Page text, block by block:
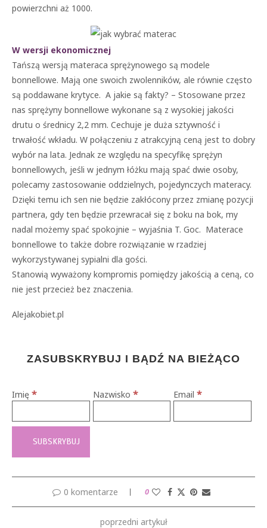
powierzchni aż 1000.
W wersji ekonomicznej
Tańszą wersją materaca sprężynowego są modele
bonnellowe. Mają one swoich zwolenników, ale równie często
są poddawane krytyce. A jakie są fakty? – Stosowane przez
nas sprężyny bonnellowe wykonane są z wysokiej jakości
drutu o średnicy 2,2 mm. Cechuje je duża sztywność i
trwałość wkładu. W połączeniu z atrakcyjną ceną jest to dobry
wybór na lata. Jednak ze względu na specyfikę sprężyn
bonnellowych, jeśli w jednym łóżku mają spać dwie osoby,
polecamy zastosowanie oddzielnych, pojedynczych materacy.
Dzięki temu ich sen nie będzie zakłócony przez zmianę pozycji
partnera, gdy ten będzie przewracał się z boku na bok, my
nadal możemy spać spokojnie – wyjaśnia T. Goc. Materace
bonnellowe to także dobre rozwiązanie w rzadziej
wykorzystywanej sypialni dla gości.
Stanowią wyważony kompromis pomiędzy jakością a ceną, co
nie jest przecież bez znaczenia.
Alejakobiet.pl
ZASUBSKRYBUJ I BĄDŹ NA BIEŻĄCO
Imię * Nazwisko * Email*
0 komentarze 0
poprzedni artykuł